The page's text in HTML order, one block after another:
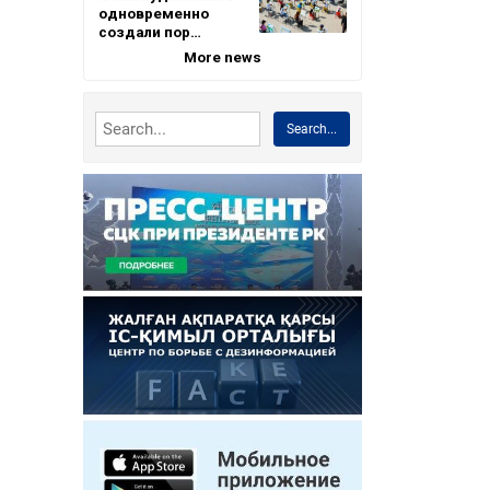
одновременно
создали пор…
More news
Search...